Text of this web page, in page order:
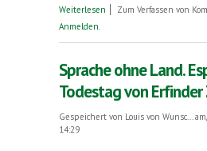
Weiterlesen über Esperanto: 100.
Zum Verfassen von
Anmelden
Sprache ohne Land.
Todestag von
Gespeichert von Louis von Wunsc...
14:29